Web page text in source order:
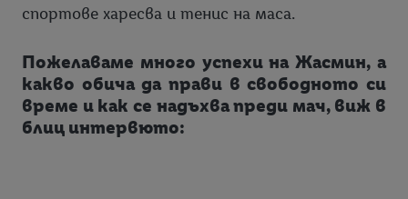
спортове харесва и тенис на маса.
Пожелаваме много успехи на Жасмин, а
какво обича да прави в свободното си
време и как се надъхва преди мач, виж в
блиц интервюто: